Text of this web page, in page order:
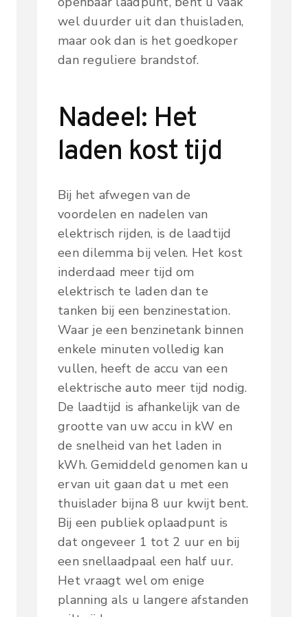
wel duurder uit dan thuisladen,
maar ook dan is het goedkoper
dan reguliere brandstof.
Nadeel: Het
laden kost tijd
Bij het afwegen van de
voordelen en nadelen van
elektrisch rijden, is de laadtijd
een dilemma bij velen. Het kost
inderdaad meer tijd om
elektrisch te laden dan te
tanken bij een benzinestation.
Waar je een benzinetank binnen
enkele minuten volledig kan
vullen, heeft de accu van een
elektrische auto meer tijd nodig.
De laadtijd is afhankelijk van de
grootte van uw accu in kW en
de snelheid van het laden in
kWh. Gemiddeld genomen kan u
ervan uit gaan dat u met een
thuislader bijna 8 uur kwijt bent.
Bij een publiek oplaadpunt is
dat ongeveer 1 tot 2 uur en bij
een snellaadpaal een half uur.
Het vraagt wel om enige
planning als u langere afstanden